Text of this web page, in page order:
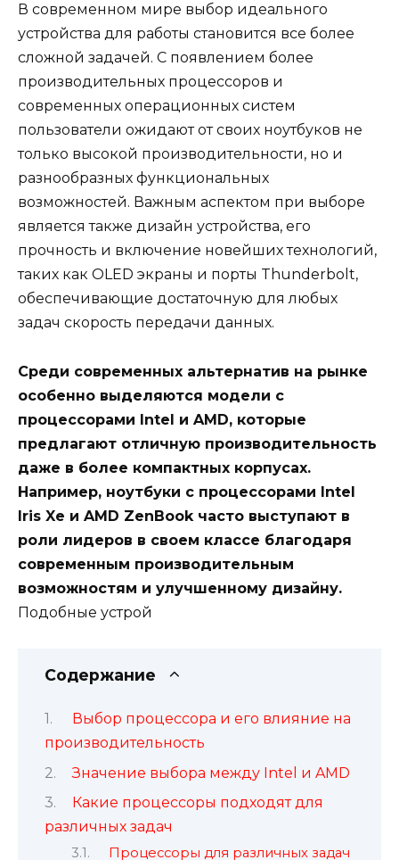
В современном мире выбор идеального
устройства для работы становится все более
сложной задачей. С появлением более
производительных процессоров и
современных операционных систем
пользователи ожидают от своих ноутбуков не
только высокой производительности, но и
разнообразных функциональных
возможностей. Важным аспектом при выборе
является также дизайн устройства, его
прочность и включение новейших технологий,
таких как OLED экраны и порты Thunderbolt,
обеспечивающие достаточную для любых
задач скорость передачи данных.
Среди современных альтернатив на рынке
особенно выделяются модели с
процессорами Intel и AMD, которые
предлагают отличную производительность
даже в более компактных корпусах.
Например, ноутбуки с процессорами Intel
Iris Xe и AMD ZenBook часто выступают в
роли лидеров в своем классе благодаря
современным производительным
возможностям и улучшенному дизайну.
Подобные устрой
Содержание
Выбор процессора и его влияние на
производительность
Значение выбора между Intel и AMD
Какие процессоры подходят для
различных задач
Процессоры для различных задач